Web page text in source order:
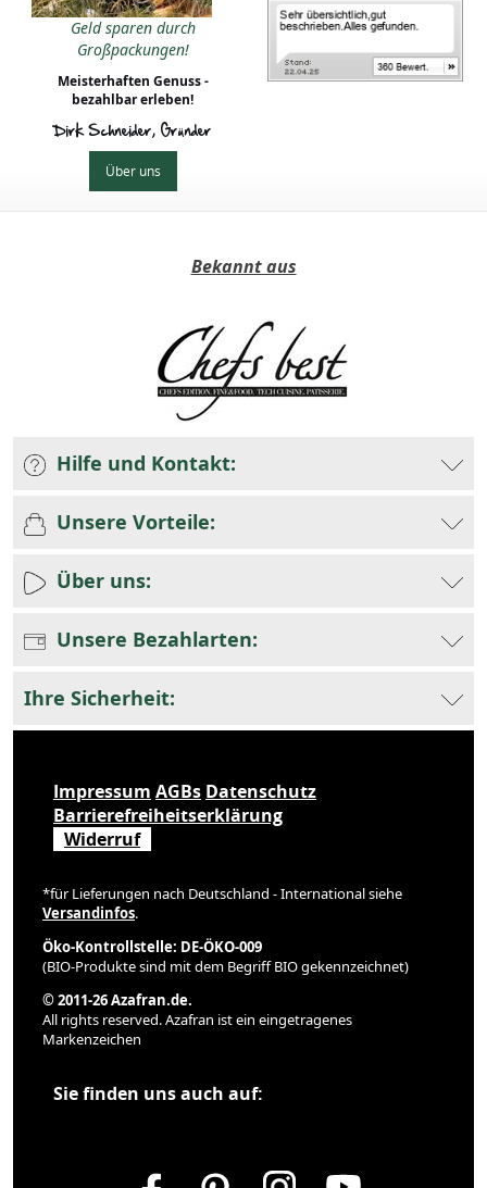
Geld sparen durch
Großpackungen!
Meisterhaften Genuss -
bezahlbar erleben!
Dirk Schneider, Gründer
Über uns
Bekannt aus
Hilfe und Kontakt:
Unsere Vorteile:
Über uns:
Unsere Bezahlarten:
Ihre Sicherheit:
Impressum AGBs Datenschutz
Barrierefreiheitserklärung
Widerruf
*für Lieferungen nach Deutschland - International siehe
Versandinfos.
Öko-Kontrollstelle: DE-ÖKO-009
(BIO-Produkte sind mit dem Begriff BIO gekennzeichnet)
© 2011-26 Azafran.de.
All rights reserved. Azafran ist ein eingetragenes
Markenzeichen
Sie finden uns auch auf: